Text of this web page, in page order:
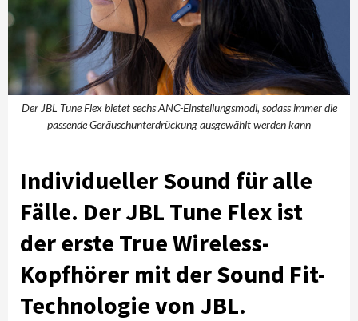
Der JBL Tune Flex bietet sechs ANC-Einstellungsmodi, sodass immer die
passende Geräuschunterdrückung ausgewählt werden kann
Individueller Sound für alle
Fälle. Der JBL Tune Flex ist
der erste True Wireless-
Kopfhörer mit der Sound Fit-
Technologie von JBL.